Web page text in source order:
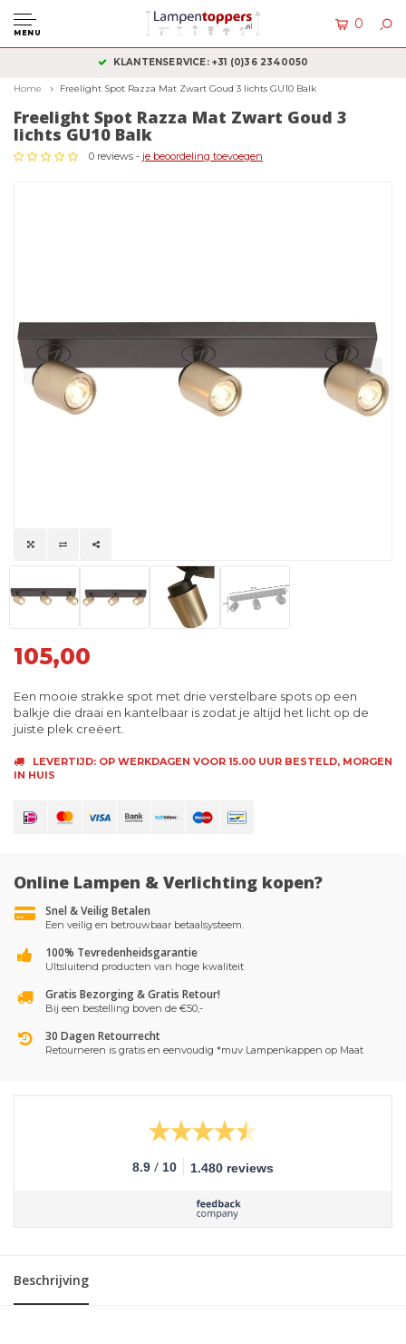
MENU
0
KLANTENSERVICE: +31 (0)36 2340050
Home Freelight Spot Razza Mat Zwart Goud 3 lichts GU10 Balk
Freelight Spot Razza Mat Zwart Goud 3
lichts GU10 Balk
0 reviews - je beoordeling toevoegen
105,00
Een mooie strakke spot met drie verstelbare spots op een
balkje die draai en kantelbaar is zodat je altijd het licht op de
juiste plek creëert.
LEVERTIJD: OP WERKDAGEN VOOR 15.00 UUR BESTELD, MORGEN
IN HUIS
Online Lampen & Verlichting kopen?
Snel & Veilig Betalen
Een veilig en betrouwbaar betaalsysteem.
100% Tevredenheidsgarantie
UItsluitend producten van hoge kwaliteit
Gratis Bezorging & Gratis Retour!
Bij een bestelling boven de €50,-
30 Dagen Retourrecht
Retourneren is gratis en eenvoudig *muv Lampenkappen op Maat
8.9 / 10 1.480 reviews
Beschrijving